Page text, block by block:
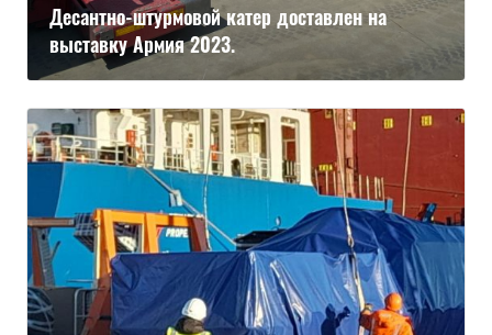
Десантно-штурмовой катер доставлен на
выставку Армия 2023.